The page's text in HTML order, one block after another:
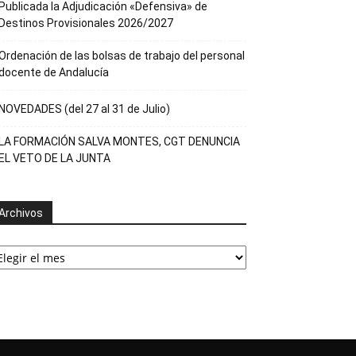
la Adjudicación «Defensiva» de
Provisionales 2026/2027
de las bolsas de trabajo del personal
de Andalucía
(del 27 al 31 de Julio)
FORMACIÓN SALVA MONTES, CGT DENUNCIA
VETO DE LA JUNTA